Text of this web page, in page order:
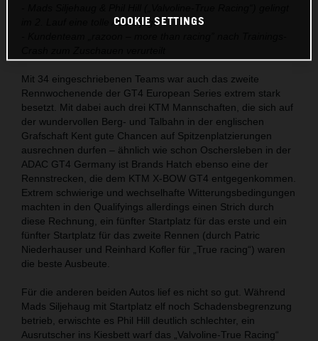
im 2. Lauf eine tolle Aufholjagd
Mit 34 eingeschriebenen Teams war auch das zweite
Rennwochenende der GT4 European Series extrem stark
besetzt. Mit dabei auch drei KTM Mannschaften, die sich auf
der wundervollen Berg- und Talbahn in der englischen
Grafschaft Kent gute Chancen auf Spitzenplatzierungen
ausrechnen durfen – ähnlich wie schon Oschersleben in der
ADAC GT4 Germany ist Brands Hatch ebenso eine der
Rennstrecken, die dem KTM X-BOW GT4 entgegenkommen.
Extrem schwierige und wechselhafte Witterungsbedingungen
machten in den Qualifyings allerdings einen Strich durch
diese Rechnung, ein fünfter Startplatz für das erste und ein
fünfter Startplatz für das zweite Rennen (durch Patric
Niederhauser und Reinhard Kofler für „True racing“) waren
die beste Ausbeute.
Für die anderen beiden Autos lief es nicht so gut. Während
Mads Siljehaug mit Startplatz elf noch Schadensbegrenzung
betrieb, erwischte es Phil Hill deutlich schlechter, ein
Ausrutscher ins Kiesbett warf das „Valvoline-True Racing“
COOKIE SETTINGS